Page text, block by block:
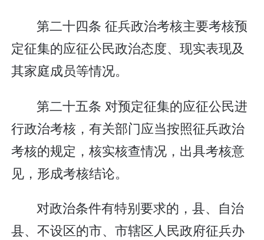
第二十四条 征兵政治考核主要考核预
定征集的应征公民政治态度、现实表现及
其家庭成员等情况。
第二十五条 对预定征集的应征公民进
行政治考核，有关部门应当按照征兵政治
考核的规定，核实核查情况，出具考核意
见，形成考核结论。
对政治条件有特别要求的，县、自治
县、不设区的市、市辖区人民政府征兵办